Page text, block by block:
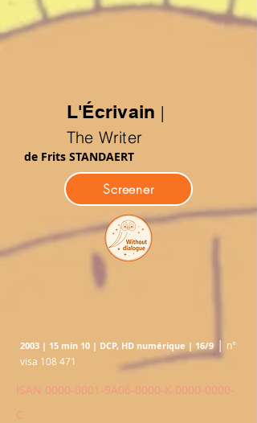
L'Écrivain |
The Writer
de Frits STANDAERT
Screener
2003 | 15 min 10 | DCP, HD numérique | 16/9 | n°
visa 108471
ISAN 0000-0001 -9A06-0000-X-0000-0000-
C